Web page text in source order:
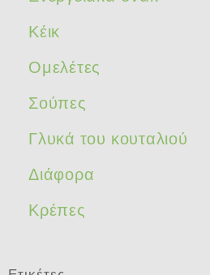
Κέικ
Ομελέτες
Σούπες
Γλυκά του κουταλιού
Διάφορα
Κρέπες